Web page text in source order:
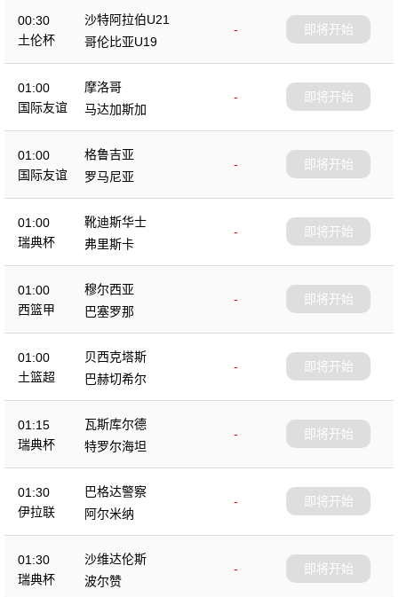
00:30
土伦杯
沙特阿拉伯U21
-
哥伦比亚U19
即将开始
01:00
国际友谊
摩洛哥
-
马达加斯加
即将开始
01:00
国际友谊
格鲁吉亚
-
罗马尼亚
即将开始
01:00
瑞典杯
靴迪斯华士
-
弗里斯卡
即将开始
01:00
西篮甲
穆尔西亚
-
巴塞罗那
即将开始
01:00
土篮超
贝西克塔斯
-
巴赫切希尔
即将开始
01:15
瑞典杯
瓦斯库尔德
-
特罗尔海坦
即将开始
01:30
伊拉联
巴格达警察
-
阿尔米纳
即将开始
01:30
瑞典杯
沙维达伦斯
-
波尔赞
即将开始